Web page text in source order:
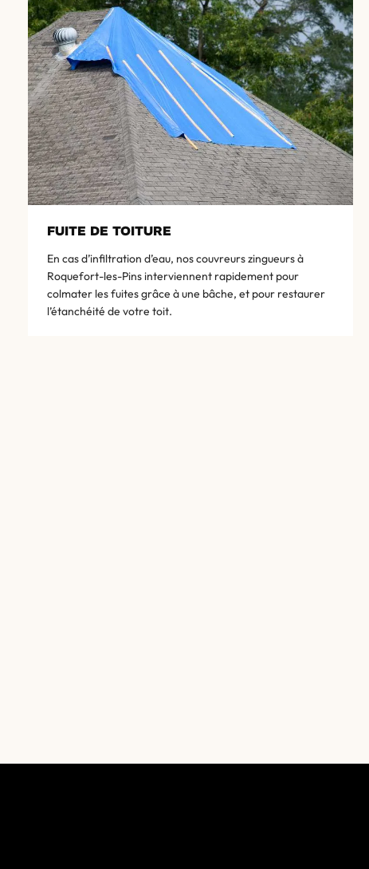
FUITE DE TOITURE
En cas d’infiltration d’eau, nos couvreurs zingueurs à
Roquefort-les-Pins interviennent rapidement pour
colmater les fuites grâce à une bâche, et pour restaurer
l’étanchéité de votre toit.